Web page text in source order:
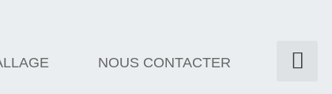
NOUS CONTACTER